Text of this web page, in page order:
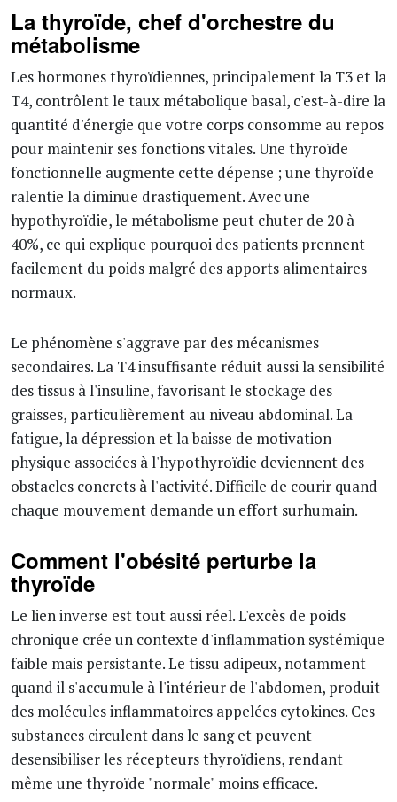
La thyroïde, chef d'orchestre du
métabolisme
Les hormones thyroïdiennes, principalement la T3 et la
T4, contrôlent le taux métabolique basal, c'est-à-dire la
quantité d'énergie que votre corps consomme au repos
pour maintenir ses fonctions vitales. Une thyroïde
fonctionnelle augmente cette dépense ; une thyroïde
ralentie la diminue drastiquement. Avec une
hypothyroïdie, le métabolisme peut chuter de 20 à
40%, ce qui explique pourquoi des patients prennent
facilement du poids malgré des apports alimentaires
normaux.
Le phénomène s'aggrave par des mécanismes
secondaires. La T4 insuffisante réduit aussi la sensibilité
des tissus à l'insuline, favorisant le stockage des
graisses, particulièrement au niveau abdominal. La
fatigue, la dépression et la baisse de motivation
physique associées à l'hypothyroïdie deviennent des
obstacles concrets à l'activité. Difficile de courir quand
chaque mouvement demande un effort surhumain.
Comment l'obésité perturbe la
thyroïde
Le lien inverse est tout aussi réel. L'excès de poids
chronique crée un contexte d'inflammation systémique
faible mais persistante. Le tissu adipeux, notamment
quand il s'accumule à l'intérieur de l'abdomen, produit
des molécules inflammatoires appelées cytokines. Ces
substances circulent dans le sang et peuvent
desensibiliser les récepteurs thyroïdiens, rendant
même une thyroïde "normale" moins efficace.